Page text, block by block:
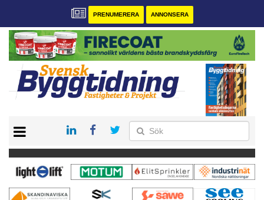
PRENUMERERA ANNONSERA
PRENUMERERA
VÅRA ANDRA MAGASIN
ANNONSERA